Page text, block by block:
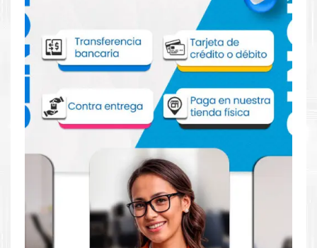
Comprar Tóner HP 656X Amarillo para
impresora HP M652 653
Aprovecha nuestra experiencia y atención para adquirir tus
productos. Tenemos promociones todos los días. Escríbenos o
visítanos hoy para encontrar la solución perfecta para tu
impresoraHP, como laTóner HP 656X Amarillo para
Dónde comprar Toner para impresora HP
M652 653 en Lima o para provincia
Tienda autorizada por HP. Descubre la mejor manera de